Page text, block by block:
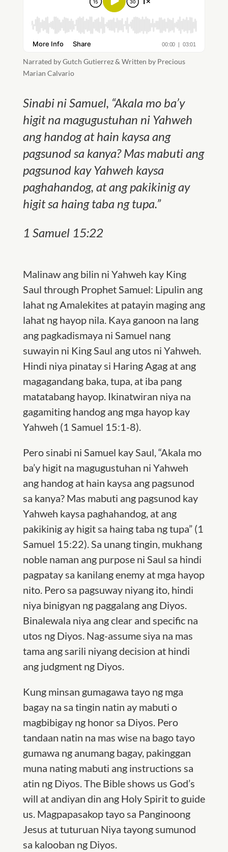
Narrated by Gutch Gutierrez & Written by Precious
Marian Calvario
Sinabi ni Samuel, “Akala mo ba’y
higit na magugustuhan ni Yahweh
ang handog at hain kaysa ang
pagsunod sa kanya? Mas mabuti ang
pagsunod kay Yahweh kaysa
paghahandog, at ang pakikinig ay
higit sa haing taba ng tupa.”
1 Samuel 15:22
Malinaw ang bilin ni Yahweh kay King
Saul through Prophet Samuel: Lipulin ang
lahat ng Amalekites at patayin maging ang
lahat ng hayop nila. Kaya ganoon na lang
ang pagkadismaya ni Samuel nang
suwayin ni King Saul ang utos ni Yahweh.
Hindi niya pinatay si Haring Agag at ang
magagandang baka, tupa, at iba pang
matatabang hayop. Ikinatwiran niya na
gagamiting handog ang mga hayop kay
Yahweh (1 Samuel 15:1-8).
Pero sinabi ni Samuel kay Saul, “Akala mo
ba’y higit na magugustuhan ni Yahweh
ang handog at hain kaysa ang pagsunod
sa kanya? Mas mabuti ang pagsunod kay
Yahweh kaysa paghahandog, at ang
pakikinig ay higit sa haing taba ng tupa” (1
Samuel 15:22). Sa unang tingin, mukhang
noble naman ang purpose ni Saul sa hindi
pagpatay sa kanilang enemy at mga hayop
nito. Pero sa pagsuway niyang ito, hindi
niya binigyan ng paggalang ang Diyos.
Binalewala niya ang clear and specific na
utos ng Diyos. Nag-assume siya na mas
tama ang sarili niyang decision at hindi
ang judgment ng Diyos.
Kung minsan gumagawa tayo ng mga
bagay na sa tingin natin ay mabuti o
magbibigay ng honor sa Diyos. Pero
tandaan natin na mas wise na bago tayo
gumawa ng anumang bagay, pakinggan
muna nating mabuti ang instructions sa
atin ng Diyos. The Bible shows us God’s
will at andiyan din ang Holy Spirit to guide
us. Magpapasakop tayo sa Panginoong
Jesus at tuturuan Niya tayong sumunod
sa kalooban ng Diyos.